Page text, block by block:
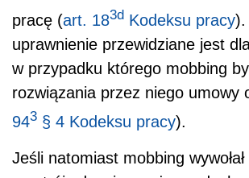
pracę (art. 183d Kodeksu pracy).
uprawnienie przewidziane jest
w przypadku którego mobbing
rozwiązania przez niego umowy
943 § 4 Kodeksu pracy).
Jeśli natomiast mobbing